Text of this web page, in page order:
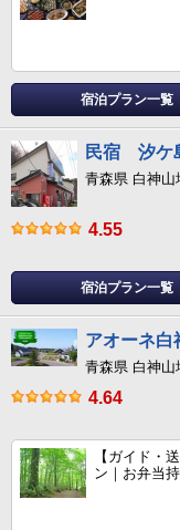
宿泊プラン一覧
民宿 汐ケ
青森県 白神山
4.55
宿泊プラン一覧
アオーネ白
青森県 白神山
4.64
【ガイド・
ン｜お弁当